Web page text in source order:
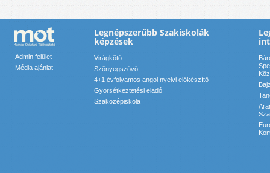
Admin felület
Média ajánlat
Legnépszerűbb Szakiskolák
képzések
Virágkötő
Szőnyegszövő
4+1 évfolyamos angol nyelvi előkészítő
Gyorsétkeztetési eladó
Szaközépiskola